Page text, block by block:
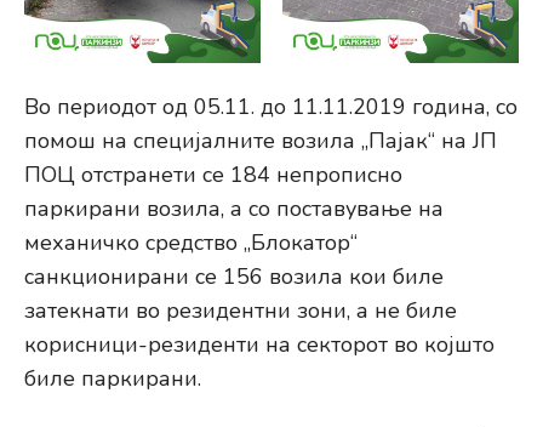
Во периодот од 05.11. до 11.11.2019 година, со
помош на специјалните возила „Пајак“ на ЈП
ПОЦ отстранети се 184 непрописно
паркирани возила, а со поставување на
механичко средство „Блокатор“
санкционирани се 156 возила кои биле
затекнати во резидентни зони, а не биле
корисници-резиденти на секторот во којшто
биле паркирани.